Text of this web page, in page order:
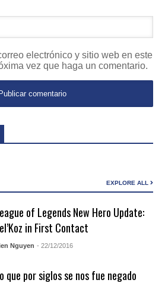
electrónico y sitio web en este
vez que haga un comentario.
EXPLORE ALL
of Legends New Hero Update:
in First Contact
Nguyen - 22/12/2016
que por siglos se nos fue negado